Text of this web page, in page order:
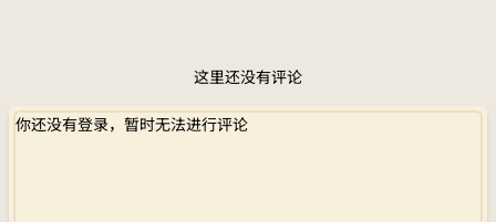
这里还没有评论
你还没有登录，暂时无法进行评论